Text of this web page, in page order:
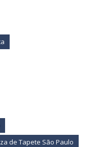
de Tapete São Paulo